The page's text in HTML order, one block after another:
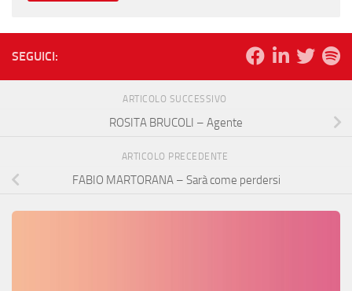
SEGUICI:
ARTICOLO SUCCESSIVO
ROSITA BRUCOLI – Agente
ARTICOLO PRECEDENTE
FABIO MARTORANA – Sarà come perdersi